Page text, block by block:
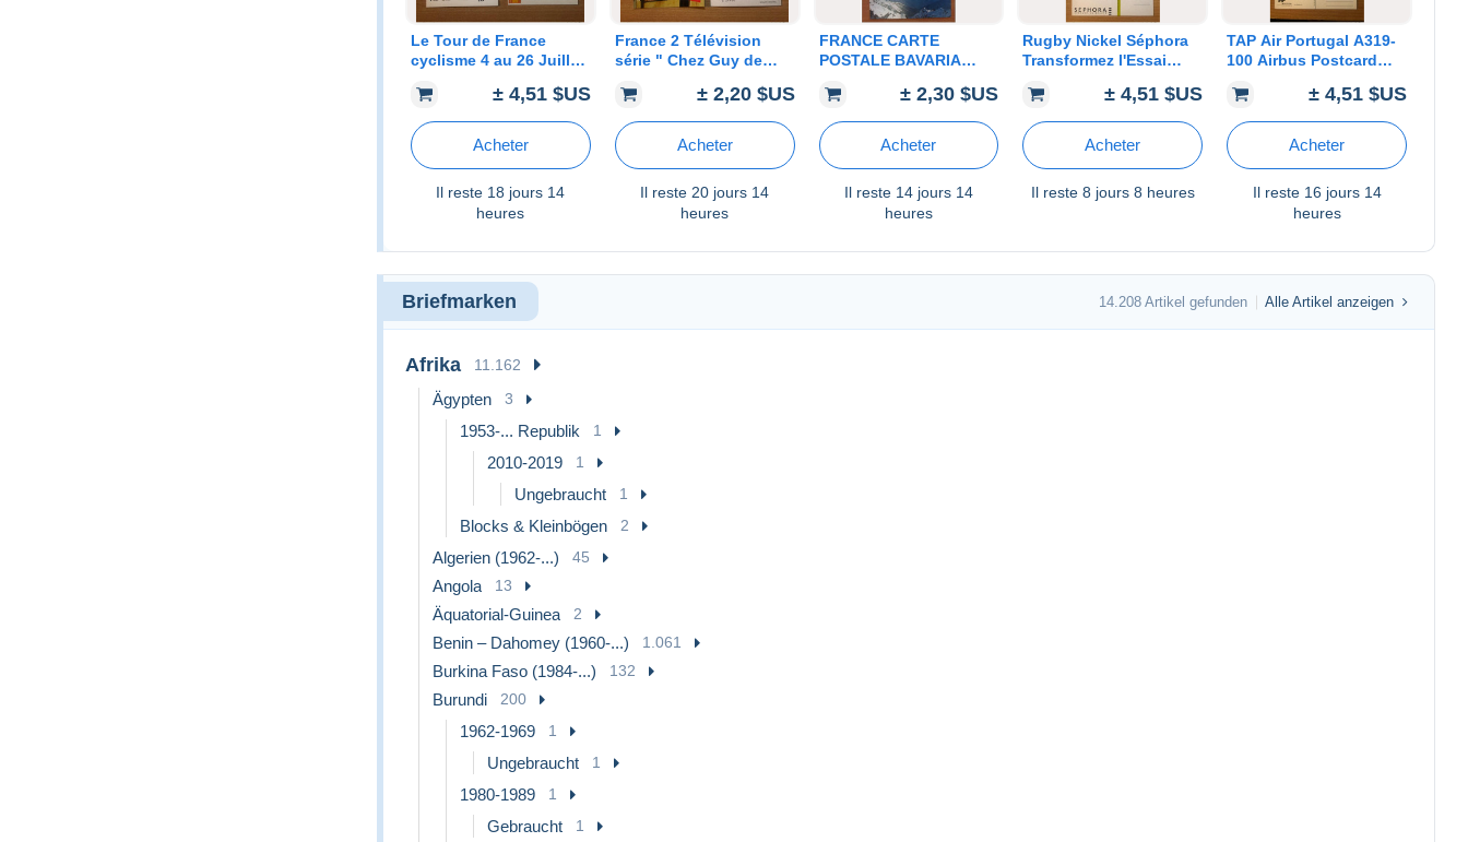
Le Tour de France
cyclisme 4 au 26 Juillet
carte postale postcard
cycling Radrennen
± 4,51 $US
Acheter
Il reste 18 jours 14
heures
France 2 Télévision
série " Chez Guy de
Harriet cinéma film La
Deux
± 2,20 $US
Acheter
Il reste20 jours 14
heures
FRANCE CARTE
POSTALE BAVARIA
A300 B4 AVION PLANE
FLUGZEUG
± 2,30 $US
Acheter
Il reste 14 jours 14
heures
Rugby Nickel Séphora
Transformez l'Essai
postale promotionnelle
Postcard sexy
± 4,51 $US
Acheter
Il reste 8 jours 8 heures
TAP Air Portugal A319-
100 Airbus Postcard
Airplane Flugzeug
± 4,51 $US
Acheter
Il reste 16 jours 14
heures
Briefmarken 14.208 Artikel gefunden Alle Artikel anzeigen
Afrika 11.162
Ägypten 3
1953-... Republik 1
2010-2019 1
Ungebraucht 1
Blocks & Kleinbögen 2
Algerien (1962-...) 45
Angola 13
Äquatorial-Guinea 2
Benin – Dahomey (1960-...) 1.061
Burkina Faso (1984-...) 132
Burundi 200
1962-1969 1
Ungebraucht 1
1980-1989 1
Gebraucht 1